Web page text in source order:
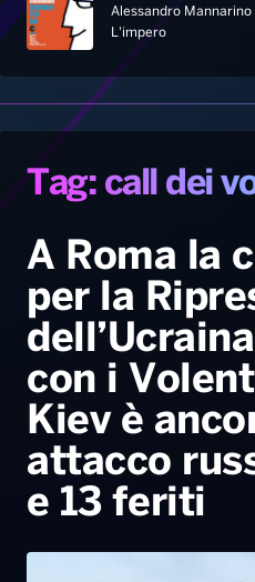
Home
Palinsesto
Hit
PALATOUR
Notizie
Locali
Musica e
Sport
Radio
Playlist
Notiziario
Interviste
Oroscopo
Speciale
Gallery
Radio Norba
Voce al Bari
Battiti Live 2026
Gallery
Alessandro Mannarino
L'impero
Tag: call dei
A Roma la
per la
con i
Kiev è
attacco
e 13 feriti